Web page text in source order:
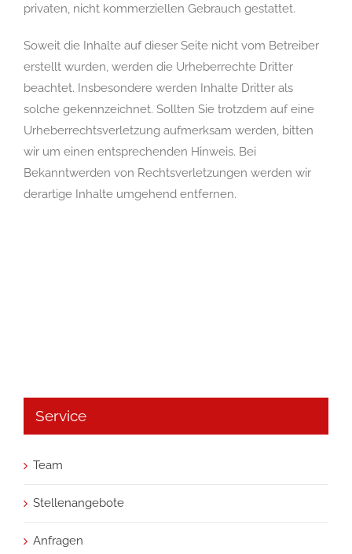
privaten, nicht kommerziellen Gebrauch gestattet.
Soweit die Inhalte auf dieser Seite nicht vom Betreiber
erstellt wurden, werden die Urheberrechte Dritter
beachtet. Insbesondere werden Inhalte Dritter als
solche gekennzeichnet. Sollten Sie trotzdem auf eine
Urheberrechtsverletzung aufmerksam werden, bitten
wir um einen entsprechenden Hinweis. Bei
Bekanntwerden von Rechtsverletzungen werden wir
derartige Inhalte umgehend entfernen.
Service
Team
Stellenangebote
Anfragen